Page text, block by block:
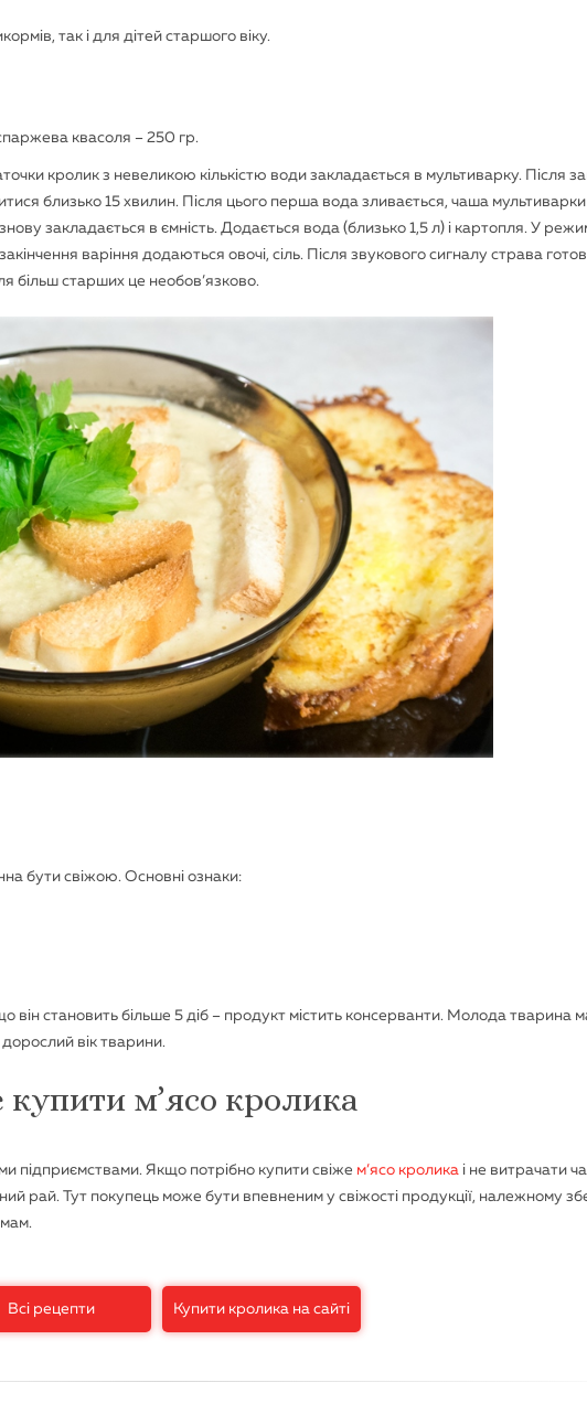
так і для дітей старшого віку.
квасоля – 250 гр.
кролик з невеликою кількістю води закладається в мультиварку. Після
близько 15 хвилин. Після цього перша вода зливається, чаша мультиварки
закладається в ємність. Додається вода (близько 1,5 л) і картопля. У
варіння додаються овочі, сіль. Після звукового сигналу страва
більш старших це необов’язково.
бути свіжою. Основні ознаки:
він становить більше 5 діб – продукт містить консерванти. Молода тварина
вік тварини.
купити м’ясо кролика
підприємствами. Якщо потрібно купити свіже м’ясо кролика і не витрачати
рай. Тут покупець може бути впевненим у свіжості продукції, належному
Всі рецепти Купити кролика на сайті